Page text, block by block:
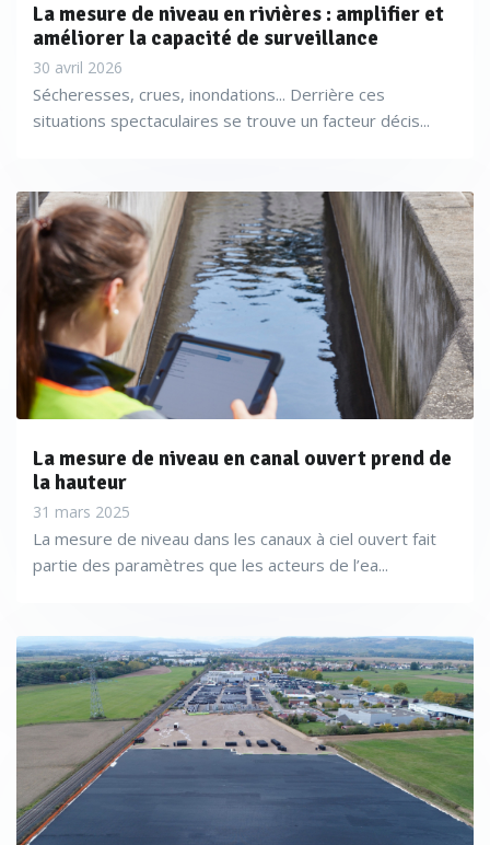
La mesure de niveau en rivières : amplifier et
améliorer la capacité de surveillance
30 avril 2026
Sécheresses, crues, inondations... Derrière ces
situations spectaculaires se trouve un facteur décis...
La mesure de niveau en canal ouvert prend de
la hauteur
31 mars 2025
La mesure de niveau dans les canaux à ciel ouvert fait
partie des paramètres que les acteurs de l’ea...